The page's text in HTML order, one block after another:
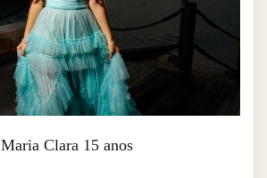
Maria Clara 15 anos